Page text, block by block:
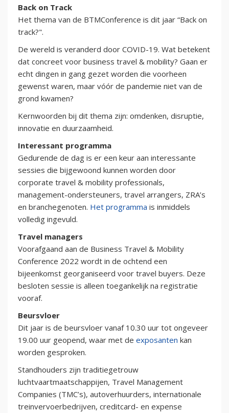
Back on Track
Het thema van de BTMConference is dit jaar “Back on
track?".
De wereld is veranderd door COVID-19. Wat betekent
dat concreet voor business travel & mobility? Gaan er
echt dingen in gang gezet worden die voorheen
gewenst waren, maar vóór de pandemie niet van de
grond kwamen?
Kernwoorden bij dit thema zijn: omdenken, disruptie,
innovatie en duurzaamheid.
Interessant programma
Gedurende de dag is er een keur aan interessante
sessies die bijgewoond kunnen worden door
corporate travel & mobility professionals,
management-ondersteuners, travel arrangers, ZRA’s
en branchegenoten. Het programma is inmiddels
volledig ingevuld.
Travel managers
Voorafgaand aan de Business Travel & Mobility
Conference 2022 wordt in de ochtend een
bijeenkomst georganiseerd voor travel buyers. Deze
besloten sessie is alleen toegankelijk na registratie
vooraf.
Beursvloer
Dit jaar is de beursvloer vanaf 10.30 uur tot ongeveer
19.00 uur geopend, waar met de exposanten kan
worden gesproken.
Standhouders zijn traditiegetrouw
luchtvaartmaatschappijen, Travel Management
Companies (TMC’s), autoverhuurders, internationale
treinvervoerbedrijven, creditcard- en expense